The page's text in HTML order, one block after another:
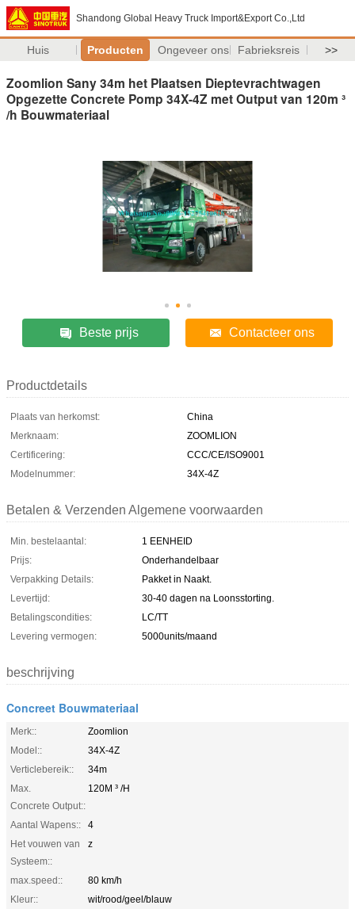
Shandong Global Heavy Truck Import&Export Co.,Ltd
Huis Producten Ongeveer ons Fabrieksreis >>
Zoomlion Sany 34m het Plaatsen Dieptevrachtwagen
Opgezette Concrete Pomp 34X-4Z met Output van 120m ³
/h Bouwmateriaal
Beste prijs Contacteer ons
Productdetails
Plaats van herkomst:
China
Merknaam:
ZOOMLION
Certificering:
CCC/CE/ISO9001
Modelnummer:
34X-4Z
Betalen & Verzenden Algemene voorwaarden
Min. bestelaantal:
1 EENHEID
Prijs:
Onderhandelbaar
Verpakking Details:
Pakket in Naakt.
Levertijd:
30-40 dagen na Loonsstorting.
Betalingscondities:
LC/TT
Levering vermogen:
5000units/maand
beschrijving
Concreet Bouwmateriaal
Merk::
Zoomlion
Model::
34X-4Z
Verticlebereik::
34m
Max.
Concrete Output::
120M ³ /H
Aantal Wapens::
4
Het vouwen van
Systeem::
z
max.speed::
80 km/h
Kleur::
wit/rood/geel/blauw